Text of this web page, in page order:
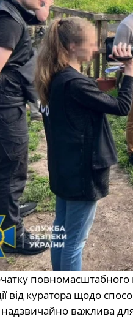
від куратора щодо
важлива для